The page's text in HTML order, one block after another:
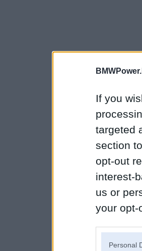
If you
targeted
section
opt-out
interest-
us or
your opt-
Personal